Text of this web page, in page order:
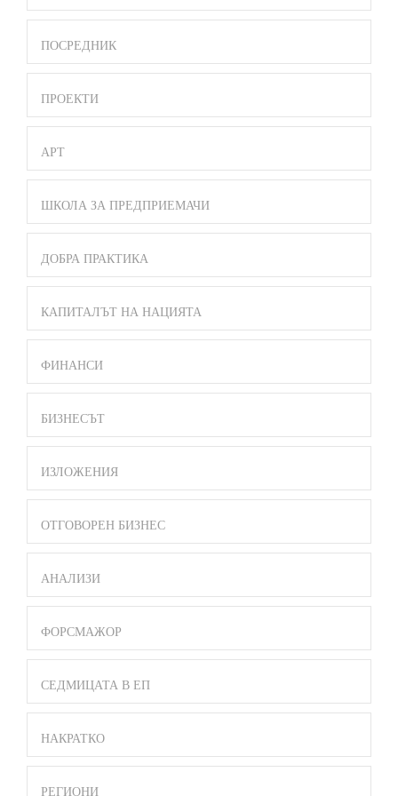
ПОСРЕДНИК
ПРОЕКТИ
АРТ
ШКОЛА ЗА ПРЕДПРИЕМАЧИ
ДОБРА ПРАКТИКА
КАПИТАЛЪТ НА НАЦИЯТА
ФИНАНСИ
БИЗНЕСЪТ
ИЗЛОЖЕНИЯ
ОТГОВОРЕН БИЗНЕС
АНАЛИЗИ
ФОРСМАЖОР
СЕДМИЦАТА В ЕП
НАКРАТКО
РЕГИОНИ